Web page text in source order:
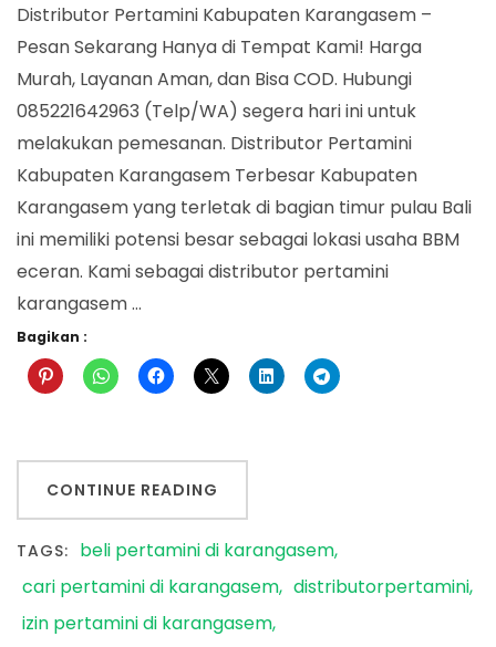
Kabupaten
Karangasem
Distributor Pertamini Kabupaten Karangasem –
Pesan Sekarang Hanya di Tempat Kami! Harga
Murah, Layanan Aman, dan Bisa COD. Hubungi
085221642963 (Telp/WA) segera hari ini untuk
melakukan pemesanan. Distributor Pertamini
Kabupaten Karangasem Terbesar Kabupaten
Karangasem yang terletak di bagian timur pulau Bali
ini memiliki potensi besar sebagai lokasi usaha BBM
eceran. Kami sebagai distributor pertamini
karangasem …
Bagikan :
CONTINUE READING
TAGS: beli pertamini di karangasem
cari pertamini di karangasem distributorpertamini
izin pertamini di karangasem